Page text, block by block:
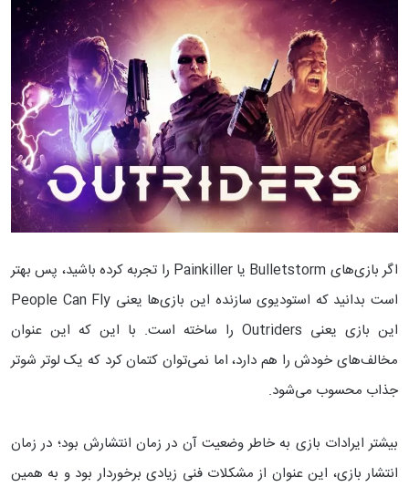
اگر بازی‌های Bulletstorm یا Painkiller را تجربه کرده باشید، پس بهتر
است بدانید که استودیوی سازنده این بازی‌ها یعنی People Can Fly
این بازی یعنی Outriders را ساخته است. با این که این عنوان
مخالف‌های خودش را هم دارد، اما نمی‌توان کتمان کرد که یک لوتر شوتر
جذاب محسوب می‌شود.
بیشتر ایرادات بازی به خاطر وضعیت آن در زمان انتشارش بود؛ در زمان
انتشار بازی، این عنوان از مشکلات فنی زیادی برخوردار بود و به همین